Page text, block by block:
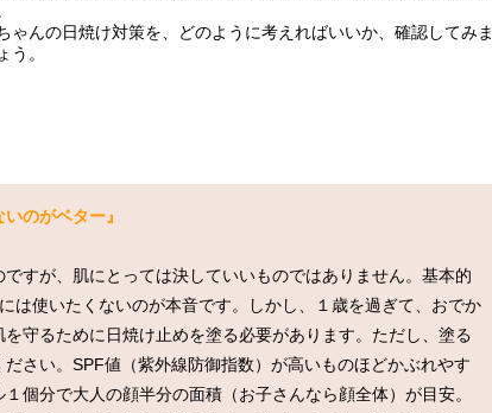
ゃんの日焼け対策を、どのように考えればいいか、確認してみま
う。
のがベター』
すが、肌にとっては決していいものではありません。基本的
は使いたくないのが本音です。しかし、１歳を過ぎて、おでか
守るために日焼け止めを塗る必要があります。ただし、塗る
さい。SPF値（紫外線防御指数）が高いものほどかぶれやす
個分で大人の顔半分の面積（お子さんなら顔全体）が目安。